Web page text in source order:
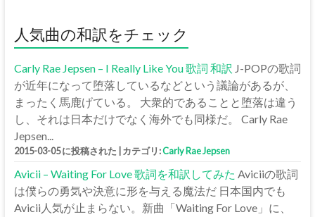
人気曲の和訳をチェック
Carly Rae Jepsen – I Really Like You 歌詞 和訳 J-POPの歌詞
が近年になって堕落しているなどという議論があるが、
まったく馬鹿げている。 大衆的であることと堕落は違う
し、それは日本だけでなく海外でも同様だ。 Carly Rae
Jepsen...
2015-03-05 に投稿された カテゴリ:Carly Rae Jepsen
Avicii – Waiting For Love 歌詞を和訳してみた Aviciiの歌詞
は僕らの勇気や決意に形を与える魔法だ 日本国内でも
Avicii人気が止まらない。新曲「Waiting For Love」に、